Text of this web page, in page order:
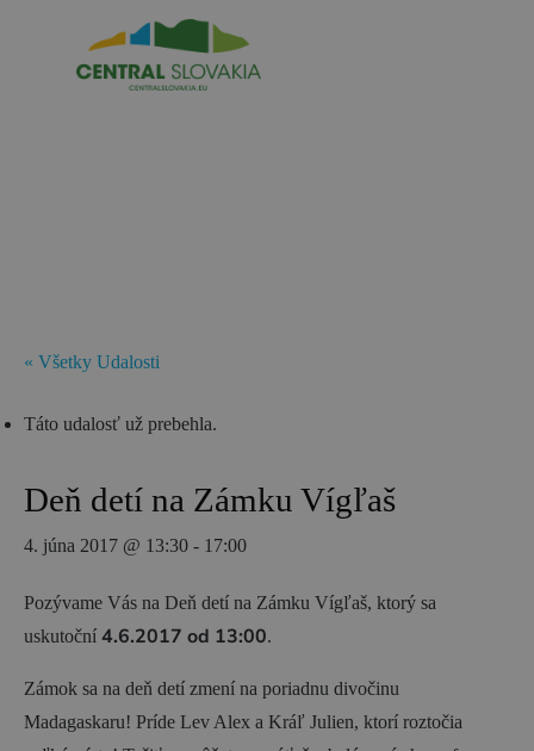
Kremnica
Zážitky
História a kultúra
Relax a wellness
Šport a aktívny oddych
Gastronómia
« Všetky Udalosti
Táto udalosť už prebehla.
Deň detí na Zámku Vígľaš
4. júna 2017 @ 13:30 - 17:00
Pozývame Vás na Deň detí na Zámku Vígľaš, ktorý sa
uskutoční 4.6.2017 od 13:00.
Zámok sa na deň detí zmení na poriadnu divočinu
Madagaskaru! Príde Lev Alex a Kráľ Julien, ktorí roztočia